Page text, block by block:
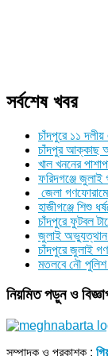
সর্বশেষ খবর
চাঁদপুরে ১১
চাঁদপুর আক্কাছ
খাল খননের
ফরিদগঞ্জে জুলাই
জেলা
হাজীগঞ্জে শিশু
চাঁদপুরে ফুটবল
জুলাই অভ্যুত্থান
চাঁদপুরে জুলাই
মতলবে নৌ পুলিশ
নিয়মিত পড়ুন ও
সম্পাদক ও প্রকাশক :